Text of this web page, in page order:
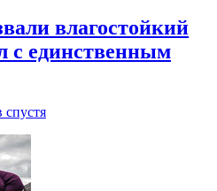
влагостойкий
с единственным
спустя